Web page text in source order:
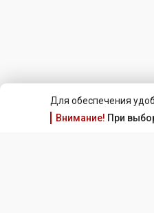
Для обеспечения
Внимание! При